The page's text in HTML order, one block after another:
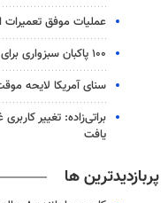
عملیات موفق تعمیرات
۱۰۰ پاکبان سبزواری برای خدمت به زائران رضوی به مشهد اعزام می شوند
سنای آمریکا لایحه
یافت
پربازدیدترین ها